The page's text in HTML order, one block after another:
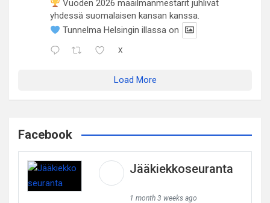
Vuoden 2026 maailmanmestarit juhlivat
yhdessä suomalaisen kansan kanssa.
Tunnelma Helsingin illassa on
X
Load More
Facebook
Jääkiekkoseuranta
1 month 3 weeks ago